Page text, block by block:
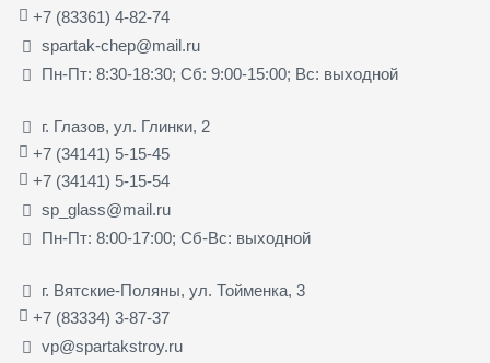
+7 (83361) 4-82-74
spartak-chep@mail.ru
Пн-Пт: 8:30-18:30; Сб: 9:00-15:00; Вс: выходной
г. Глазов, ул. Глинки, 2
+7 (34141) 5-15-45
+7 (34141) 5-15-54
sp_glass@mail.ru
Пн-Пт: 8:00-17:00; Сб-Вс: выходной
г. Вятские-Поляны, ул. Тойменка, 3
+7 (83334) 3-87-37
vp@spartakstroy.ru